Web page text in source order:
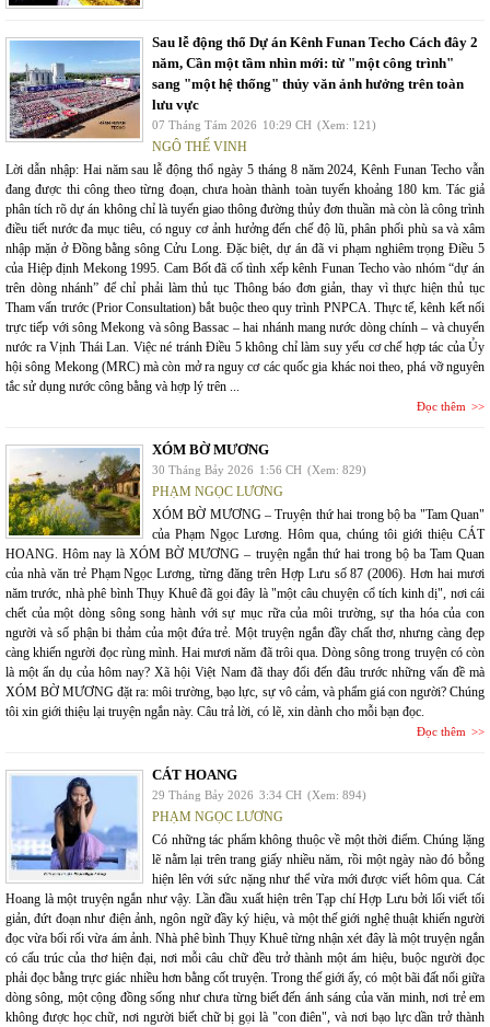
Sau lễ động thổ Dự án Kênh Funan Techo Cách đây 2
năm, Cần một tầm nhìn mới: từ "một công trình"
sang "một hệ thống" thủy văn ảnh hưởng trên toàn
lưu vực
07 Tháng Tám 2026 10:29 CH (Xem: 121)
NGÔ THẾ VINH
Lời dẫn nhập: Hai năm sau lễ động thổ ngày 5 tháng 8 năm 2024, Kênh Funan Techo vẫn
đang được thi công theo từng đoạn, chưa hoàn thành toàn tuyến khoảng 180 km. Tác giả
phân tích rõ dự án không chỉ là tuyến giao thông đường thủy đơn thuần mà còn là công trình
điều tiết nước đa mục tiêu, có nguy cơ ảnh hưởng đến chế độ lũ, phân phối phù sa và xâm
nhập mặn ở Đồng bằng sông Cửu Long. Đặc biệt, dự án đã vi phạm nghiêm trọng Điều 5
của Hiệp định Mekong 1995. Cam Bốt đã cố tình xếp kênh Funan Techo vào nhóm “dự án
trên dòng nhánh” để chỉ phải làm thủ tục Thông báo đơn giản, thay vì thực hiện thủ tục
Tham vấn trước (Prior Consultation) bắt buộc theo quy trình PNPCA. Thực tế, kênh kết nối
trực tiếp với sông Mekong và sông Bassac – hai nhánh mang nước dòng chính – và chuyển
nước ra Vịnh Thái Lan. Việc né tránh Điều 5 không chỉ làm suy yếu cơ chế hợp tác của Ủy
hội sông Mekong (MRC) mà còn mở ra nguy cơ các quốc gia khác noi theo, phá vỡ nguyên
tắc sử dụng nước công bằng và hợp lý trên ...
Đọc thêm
XÓM BỜ MƯƠNG
30 Tháng Bảy 2026 1:56 CH (Xem: 829)
PHẠM NGỌC LƯƠNG
XÓM BỜ MƯƠNG – Truyện thứ hai trong bộ ba "Tam Quan"
của Phạm Ngọc Lương. Hôm qua, chúng tôi giới thiệu CÁT
HOANG. Hôm nay là XÓM BỜ MƯƠNG – truyện ngắn thứ hai trong bộ ba Tam Quan
của nhà văn trẻ Phạm Ngọc Lương, từng đăng trên Hợp Lưu số 87 (2006). Hơn hai mươi
năm trước, nhà phê bình Thụy Khuê đã gọi đây là "một câu chuyện cổ tích kinh dị", nơi cái
chết của một dòng sông song hành với sự mục rữa của môi trường, sự tha hóa của con
người và số phận bi thảm của một đứa trẻ. Một truyện ngắn đầy chất thơ, nhưng càng đẹp
càng khiến người đọc rùng mình. Hai mươi năm đã trôi qua. Dòng sông trong truyện có còn
là một ẩn dụ của hôm nay? Xã hội Việt Nam đã thay đổi đến đâu trước những vấn đề mà
XÓM BỜ MƯƠNG đặt ra: môi trường, bạo lực, sự vô cảm, và phẩm giá con người? Chúng
tôi xin giới thiệu lại truyện ngắn này. Câu trả lời, có lẽ, xin dành cho mỗi bạn đọc.
Đọc thêm
CÁT HOANG
29 Tháng Bảy 2026 3:34 CH (Xem: 894)
PHẠM NGỌC LƯƠNG
Có những tác phẩm không thuộc về một thời điểm. Chúng lặng
lẽ nằm lại trên trang giấy nhiều năm, rồi một ngày nào đó bỗng
hiện lên với sức nặng như thể vừa mới được viết hôm qua. Cát
Hoang là một truyện ngắn như vậy. Lần đầu xuất hiện trên Tạp chí Hợp Lưu bởi lối viết tối
giản, đứt đoạn như điện ảnh, ngôn ngữ đầy ký hiệu, và một thế giới nghệ thuật khiến người
đọc vừa bối rối vừa ám ảnh. Nhà phê bình Thụy Khuê từng nhận xét đây là một truyện ngắn
có cấu trúc của thơ hiện đại, nơi mỗi câu chữ đều trở thành một ám hiệu, buộc người đọc
phải đọc bằng trực giác nhiều hơn bằng cốt truyện. Trong thế giới ấy, có một bãi đất nổi giữa
dòng sông, một cộng đồng sống như chưa từng biết đến ánh sáng của văn minh, nơi trẻ em
không được học chữ, nơi người biết chữ bị gọi là "con điên", và nơi bạo lực dần trở thành